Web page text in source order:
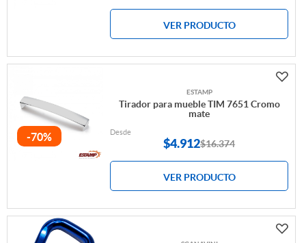
VER PRODUCTO
-70%
ESTAMP
Tirador para mueble TIM 7651 Cromo
mate
Desde
$4.912$16.374
VER PRODUCTO